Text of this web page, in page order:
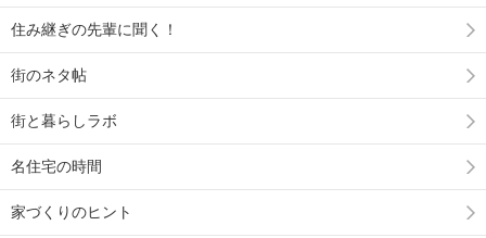
住み継ぎの先輩に聞く！
街のネタ帖
街と暮らしラボ
名住宅の時間
家づくりのヒント